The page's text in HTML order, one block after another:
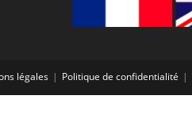
légales Politique de confidentialité